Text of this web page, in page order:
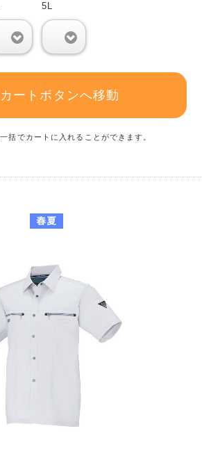
5L
ートボタンへ移動
括でカートに入れることができます。